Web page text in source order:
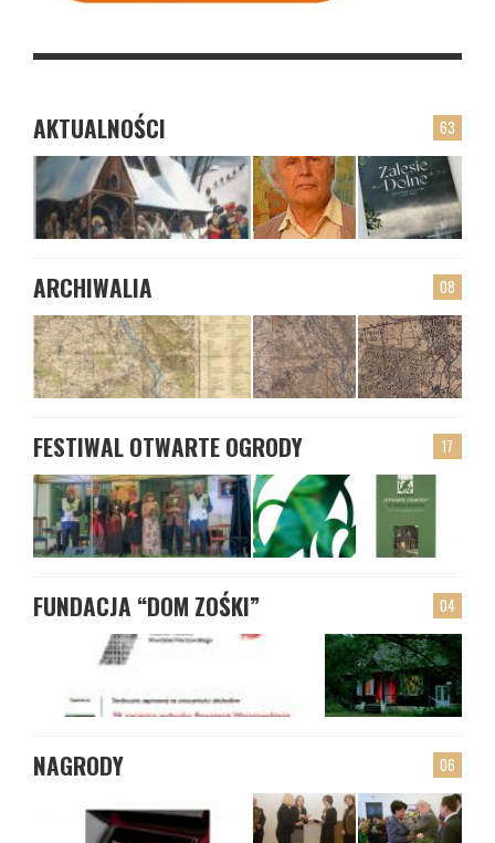
63
AKTUALNOŚCI
08
ARCHIWALIA
17
FESTIWAL OTWARTE OGRODY
04
FUNDACJA “DOM ZOŚKI”
06
NAGRODY